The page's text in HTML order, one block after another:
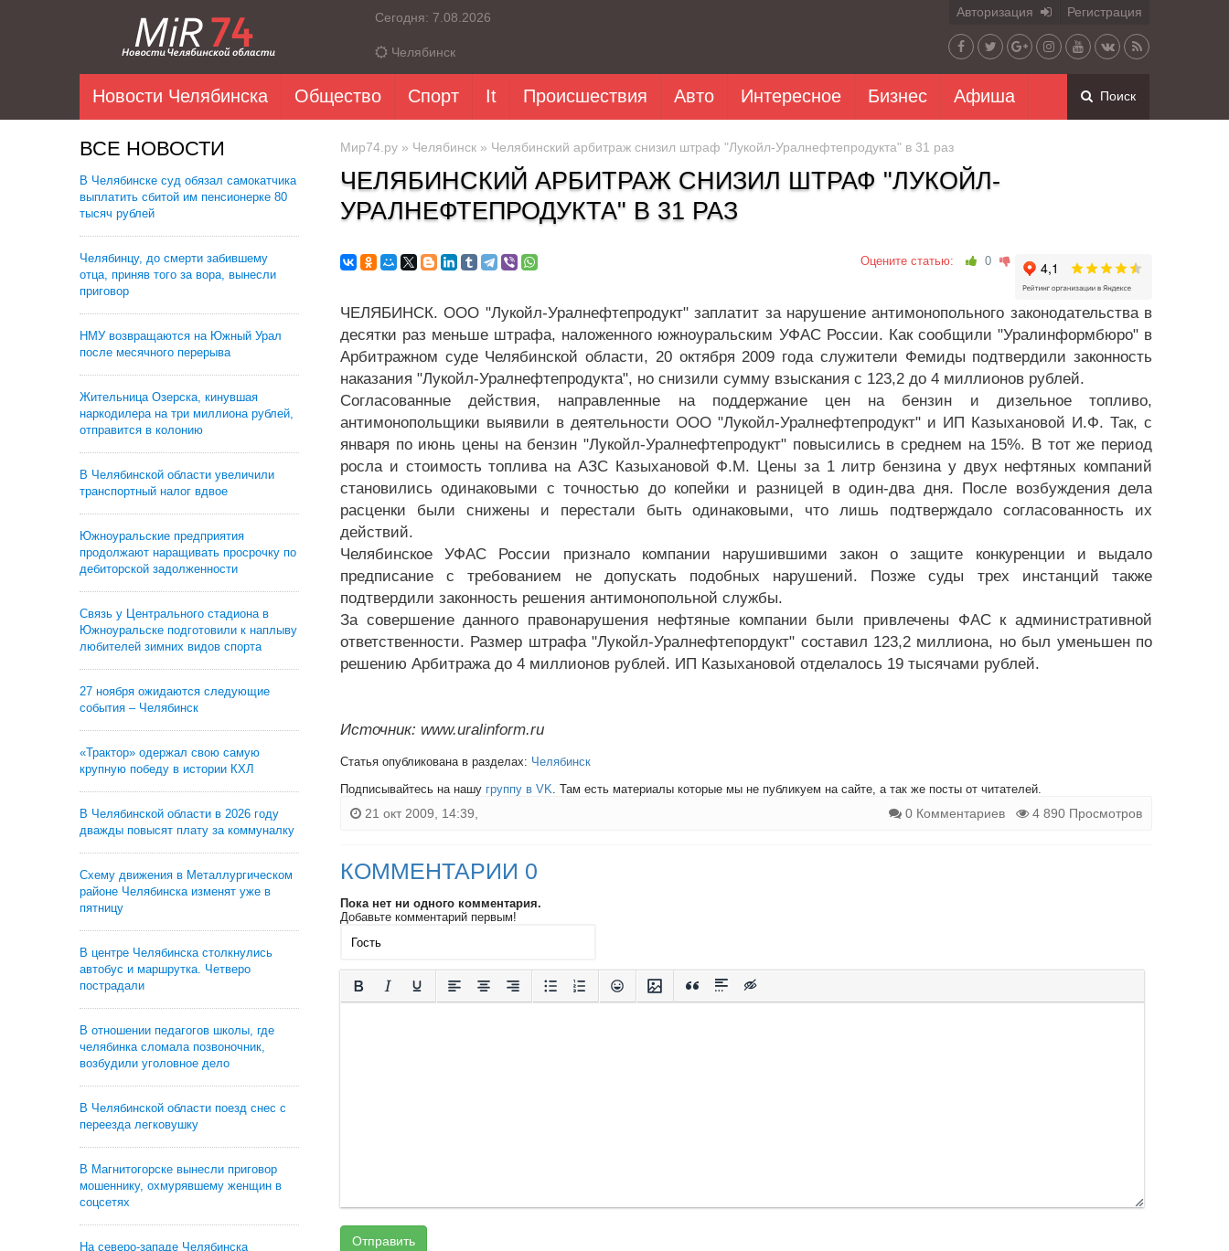
Сегодня: 7.08.2026
Челябинск
Авторизация Регистрация
Новости Челябинска Общество Спорт It Происшествия Авто Интересное Бизнес Афиша Поиск
ВСЕ НОВОСТИ
В Челябинске суд обязал самокатчика
выплатить сбитой им пенсионерке 80
тысяч рублей
Челябинцу, до смерти забившему
отца, приняв того за вора, вынесли
приговор
НМУ возвращаются на Южный Урал
после месячного перерыва
Жительница Озерска, кинувшая
наркодилера на три миллиона рублей,
отправится в колонию
В Челябинской области увеличили
транспортный налог вдвое
Южноуральские предприятия
продолжают наращивать просрочку по
дебиторской задолженности
Связь у Центрального стадиона в
Южноуральске подготовили к наплыву
любителей зимних видов спорта
27 ноября ожидаются следующие
события – Челябинск
«Трактор» одержал свою самую
крупную победу в истории КХЛ
В Челябинской области в 2026 году
дважды повысят плату за коммуналку
Схему движения в Металлургическом
районе Челябинска изменят уже в
пятницу
В центре Челябинска столкнулись
автобус и маршрутка. Четверо
пострадали
В отношении педагогов школы, где
челябинка сломала позвоночник,
возбудили уголовное дело
В Челябинской области поезд снес с
переезда легковушку
В Магнитогорске вынесли приговор
мошеннику, охмурявшему женщин в
соцсетях
На северо-западе Челябинска
Мир74.ру » Челябинск » Челябинский арбитраж снизил штраф "Лукойл-Уралнефтепродукта" в 31 раз
ЧЕЛЯБИНСКИЙ АРБИТРАЖ СНИЗИЛ ШТРАФ "ЛУКОЙЛ-
УРАЛНЕФТЕПРОДУКТА" В 31 РАЗ
Оцените статью: 0
ЧЕЛЯБИНСК. ООО "Лукойл-Уралнефтепродукт" заплатит за нарушение антимонопольного законодательства в
десятки раз меньше штрафа, наложенного южноуральским УФАС России. Как сообщили "Уралинформбюро" в
Арбитражном суде Челябинской области, 20 октября 2009 года служители Фемиды подтвердили законность
наказания "Лукойл-Уралнефтепродукта", но снизили сумму взыскания с 123,2 до 4 миллионов рублей.
Согласованные действия, направленные на поддержание цен на бензин и дизельное топливо,
антимонопольщики выявили в деятельности ООО "Лукойл-Уралнефтепродукт" и ИП Казыхановой И.Ф. Так, с
января по июнь цены на бензин "Лукойл-Уралнефтепродукт" повысились в среднем на 15%. В тот же период
росла и стоимость топлива на АЗС Казыхановой Ф.М. Цены за 1 литр бензина у двух нефтяных компаний
становились одинаковыми с точностью до копейки и разницей в один-два дня. После возбуждения дела
расценки были снижены и перестали быть одинаковыми, что лишь подтверждало согласованность их
действий.
Челябинское УФАС России признало компании нарушившими закон о защите конкуренции и выдало
предписание с требованием не допускать подобных нарушений. Позже суды трех инстанций также
подтвердили законность решения антимонопольной службы.
За совершение данного правонарушения нефтяные компании были привлечены ФАС к административной
ответственности. Размер штрафа "Лукойл-Уралнефтепордукт" составил 123,2 миллиона, но был уменьшен по
решению Арбитража до 4 миллионов рублей. ИП Казыхановой отделалось 19 тысячами рублей.
Источник: www.uralinform.ru
Статья опубликована в разделах: Челябинск
Подписывайтесь на нашу группу в VK. Там есть материалы которые мы не публикуем на сайте, а так же посты от читателей.
21 окт 2009, 14:39, 0 Комментариев 4 890 Просмотров
КОММЕНТАРИИ 0
Пока нет ни одного комментария.
Добавьте комментарий первым!
Отправить